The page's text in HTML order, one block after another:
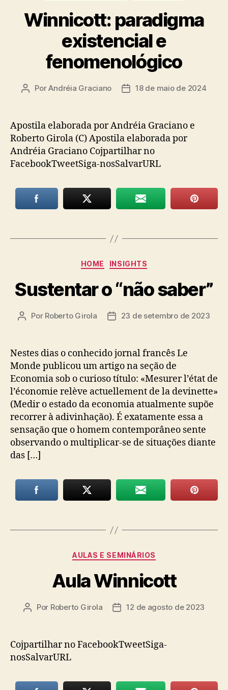
Winnicott: paradigma
existencial e
fenomenológico
Autor
PorAndréia Graciano
Data18 de maio de 2024
Apostila elaborada por Andréia Graciano e
Roberto Girola (C) Apostila elaborada por
Andréia Graciano Cojpartilhar no
FacebookTweetSiga-nosSalvarURL
Categorias
HOME INSIGHTS
Sustentar o “não saber”
Autor
Por Roberto Girola
Data23 de setembro de 2023
Nestes dias o conhecido jornal francês Le
Monde publicou um artigo na seção de
Economia sob o curioso título: «Mesurer l’état de
l’économie relève actuellement de la devinette»
(Medir o estado da economia atualmente supõe
recorrer à adivinhação). É exatamente essa a
sensação que o homem contemporâneo sente
observando o multiplicar-se de situações diante
das […]
Categorias
AULAS E SEMINÁRIOS
Aula Winnicott
Autor
Por Roberto Girola
Data12 de agosto de 2023
Cojpartilhar no FacebookTweetSiga-
nosSalvarURL